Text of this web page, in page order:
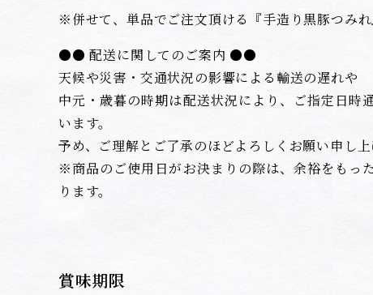
※併せて、単品でご注文頂ける『手造り黒豚つみれ
●● 配送に関してのご案内 ●●
天候や災害・交通状況の影響による輸送の遅れや
中元・歳暮の時期は配送状況により、ご指定日時
います。
予め、ご理解とご了承のほどよろしくお願い申し上
※商品のご使用日がお決まりの際は、余裕をもっ
ります。
賞味期限